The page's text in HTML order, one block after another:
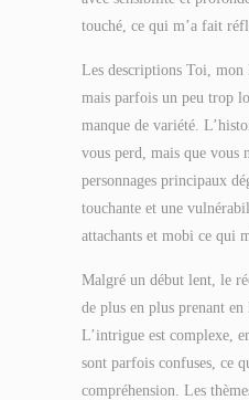
touché, ce qui m’a fait
Les descriptions Toi, mon
mais parfois un peu trop
manque de variété.
vous perd, mais que vous
personnages principaux
touchante et une
attachants et mobi ce qui
Malgré un début lent, le
de plus en plus prenant en
L’intrigue est complexe,
sont parfois confuses, ce
compréhension. Les